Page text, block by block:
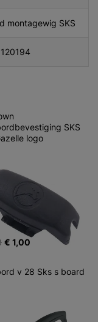
montagewig SKS
SKS
logo
€ 1,00
v 28 Sks s board